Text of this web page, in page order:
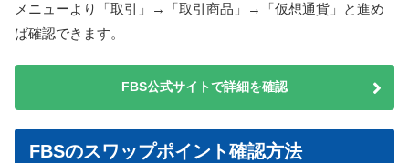
メニューより「取引」→「取引商品」→「仮想通貨」と進め
ば確認できます。
FBS公式サイトで詳細を確認
FBSのスワップポイント確認方法